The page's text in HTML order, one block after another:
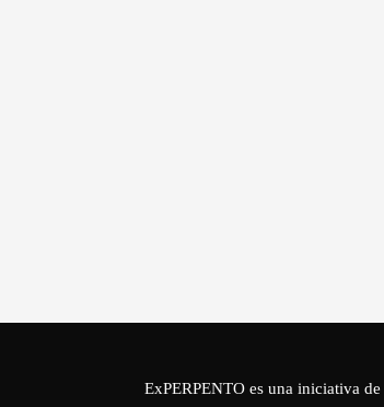
ExPERPENTO es una iniciativa de